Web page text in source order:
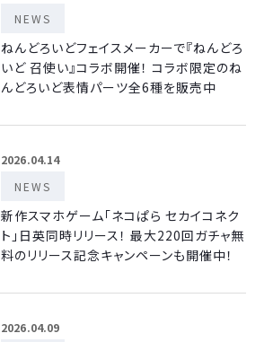
NEWS
ねんどろいどフェイスメーカーで『ねんどろ
いど 召使い』コラボ開催！ コラボ限定のね
んどろいど表情パーツ全6種を販売中
2026.04.14
NEWS
新作スマホゲーム「ネコぱら セカイコネク
ト」日英同時リリース！ 最大220回ガチャ無
料のリリース記念キャンペーンも開催中！
2026.04.09